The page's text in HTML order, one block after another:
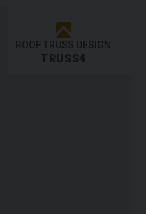
ROOF TRUSS DESIGN
TRUSS4